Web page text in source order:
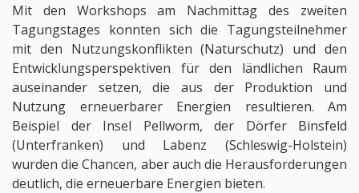
Mit den Workshops am Nachmittag des zweiten
Tagungstages konnten sich die Tagungsteilnehmer
mit den Nutzungskonflikten (Naturschutz) und den
Entwicklungsperspektiven für den ländlichen Raum
auseinander setzen, die aus der Produktion und
Nutzung erneuerbarer Energien resultieren. Am
Beispiel der Insel Pellworm, der Dörfer Binsfeld
(Unterfranken) und Labenz (Schleswig-Holstein)
wurden die Chancen, aber auch die Herausforderungen
deutlich, die erneuerbare Energien bieten.